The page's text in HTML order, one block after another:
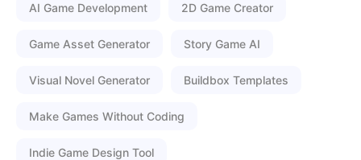
AI Game Development 2D Game Creator
Game Asset Generator Story Game AI
Visual Novel Generator Buildbox Templates
Make Games Without Coding
Indie Game Design Tool